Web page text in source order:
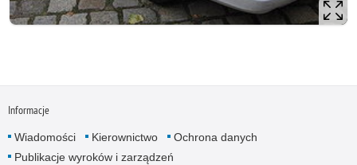
Informacje
Wiadomości Kierownictwo
Ochrona danych
Publikacje wyroków i zarządzeń